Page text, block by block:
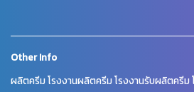
Other Info
ผลิตครีม โรงงานผลิตครีม โรงงานรับผลิตครีม